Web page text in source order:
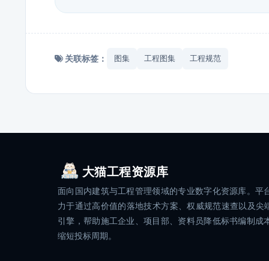
关联标签： 图集 工程图集 工程规范
大猫工程资源库
面向国内建筑与工程管理领域的专业数字化资源库。平
力于通过高价值的落地技术方案、权威规范速查以及尖
引擎，帮助施工企业、项目部、资料员降低标书编制成
缩短投标周期。